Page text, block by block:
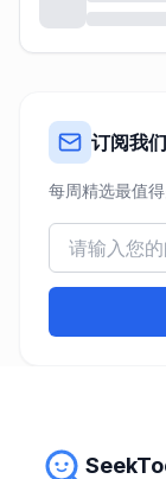
订阅我
每周精选最值